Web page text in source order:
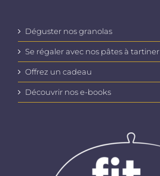
Déguster nos granolas
Se régaler avec nos pâtes à tartiner
Offrez un cadeau
Découvrir nos e-books